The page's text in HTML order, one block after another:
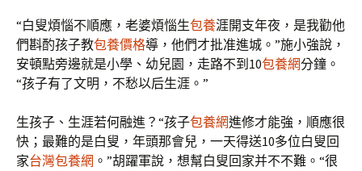
“白叟煩惱不順應，老婆煩惱生包養涯開支年夜，是我勸他
們斟酌孩子教包養價格導，他們才批准進城。”施小強說，
安頓點旁邊就是小學、幼兒園，走路不到10包養網分鐘。
“孩子有了文明，不愁以后生涯。”
生孩子、生涯若何融進？“孩子包養網進修才能強，順應很
快；最難的是白叟，年頭那會兒，一天得送10多位白叟回
家台灣包養網 。”胡躍軍說，想幫白叟回家并不不難。“很